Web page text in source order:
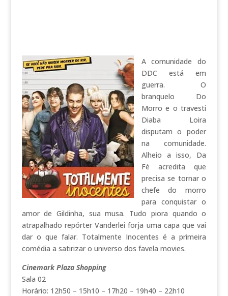
A comunidade do
DDC está em
guerra. O
branquelo Do
Morro e o travesti
Diaba Loira
disputam o poder
na comunidade.
Alheio a isso, Da
Fé acredita que
precisa se tornar o
chefe do morro
para conquistar o
amor de Gildinha, sua musa. Tudo piora quando o
atrapalhado repórter Vanderlei forja uma capa que vai
dar o que falar. Totalmente Inocentes é a primeira
comédia a satirizar o universo dos favela movies.
Cinemark Plaza Shopping
Sala 02
Horário: 12h50 – 15h10 – 17h20 – 19h40 – 22h10